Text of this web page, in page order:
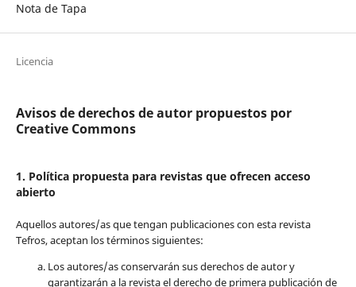
Nota de Tapa
Licencia
Avisos de derechos de autor propuestos por
Creative Commons
1. Política propuesta para revistas que ofrecen acceso
abierto
Aquellos autores/as que tengan publicaciones con esta revista
Tefros, aceptan los términos siguientes:
Los autores/as conservarán sus derechos de autor y
garantizarán a la revista el derecho de primera publicación de